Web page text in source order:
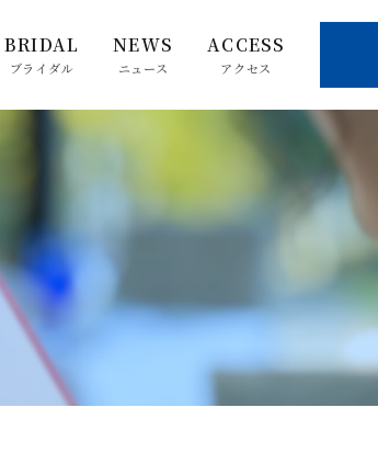
BRIDAL
ブライダル
NEWS
ニュース
ACCESS
アクセス